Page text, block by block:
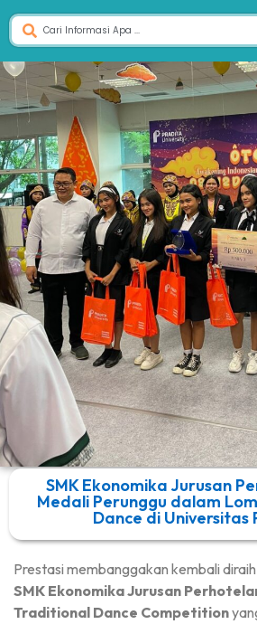
SMK Ekonomika Jurusan
Medali Perunggu dalam
Dance di Universitas
Prestasi membanggakan kembali
SMK Ekonomika Jurusan
Traditional Dance Competition